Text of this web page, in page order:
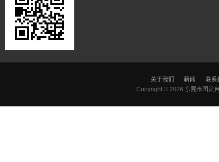
关于我们 新闻
联系
Copyright © 2026 东莞市图灵